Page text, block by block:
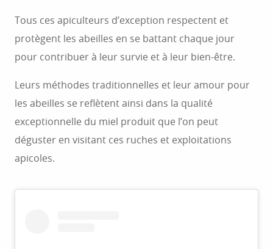
Tous ces apiculteurs d’exception respectent et
protègent les abeilles en se battant chaque jour
pour contribuer à leur survie et à leur bien-être.
Leurs méthodes traditionnelles et leur amour pour
les abeilles se reflètent ainsi dans la qualité
exceptionnelle du miel produit que l’on peut
déguster en visitant ces ruches et exploitations
apicoles.